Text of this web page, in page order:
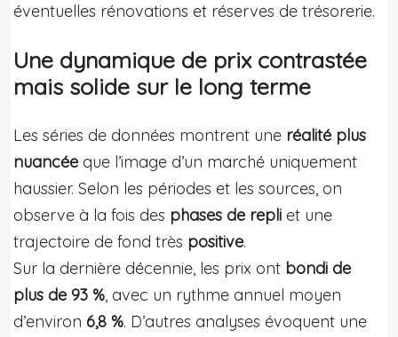
éventuelles rénovations et réserves de trésorerie.
Une dynamique de prix contrastée
mais solide sur le long terme
Les séries de données montrent une réalité plus
nuancée que l’image d’un marché uniquement
haussier. Selon les périodes et les sources, on
observe à la fois des phases de repli et une
trajectoire de fond très positive.
Sur la dernière décennie, les prix ont bondi de
plus de 93 %, avec un rythme annuel moyen
d’environ 6,8 %. D’autres analyses évoquent une